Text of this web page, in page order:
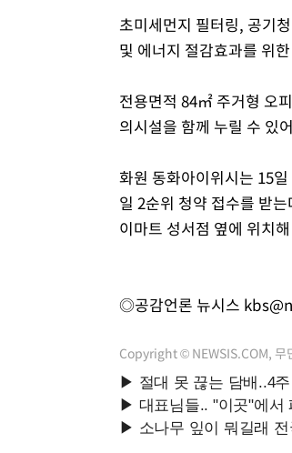
초미세먼지 필터링, 공기
및 에너지 절감효과를 위
전용면적 84㎡ 주거형 오
의시설을 함께 누릴 수 있
화원 동화아이위시는 15
일 2순위 청약 접수를 받
이마트 성서점 옆에 위치
◎공감언론 뉴시스
Copyright © NEWSIS.COM, 무